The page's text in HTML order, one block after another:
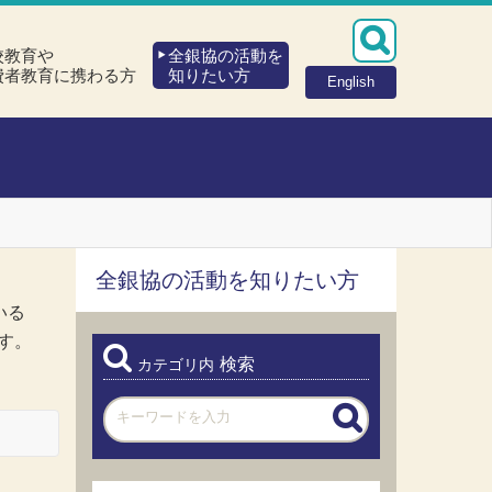
English
教育や
者教育に携わる方
全銀協の活動を
知りたい方
る
。
全銀協の活動を知りたい方
カテゴリ内 検索